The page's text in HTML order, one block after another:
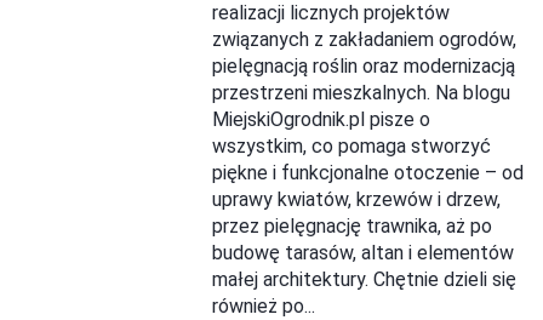
realizacji licznych projektów
związanych z zakładaniem ogrodów,
pielęgnacją roślin oraz modernizacją
przestrzeni mieszkalnych. Na blogu
MiejskiOgrodnik.pl pisze o
wszystkim, co pomaga stworzyć
piękne i funkcjonalne otoczenie – od
uprawy kwiatów, krzewów i drzew,
przez pielęgnację trawnika, aż po
budowę tarasów, altan i elementów
małej architektury. Chętnie dzieli się
również po...